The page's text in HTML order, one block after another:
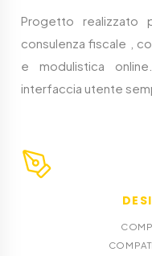
Progetto realizzato
consulenza fiscale ,
e modulistica
interfaccia utente